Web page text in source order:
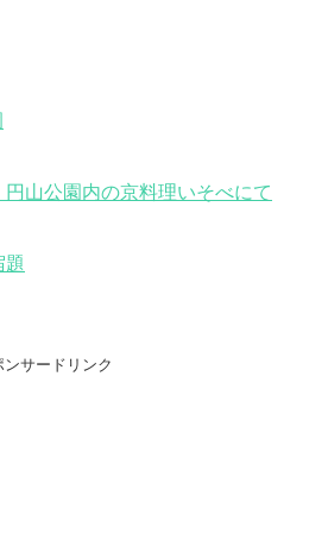
山公園内の京料理いそべにて
題
ンサードリンク